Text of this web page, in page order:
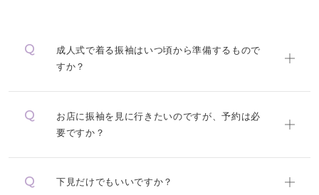
成人式で着る振袖はいつ頃から準備するもので
すか？
お店に振袖を見に行きたいのですが、予約は必
要ですか？
下見だけでもいいですか？